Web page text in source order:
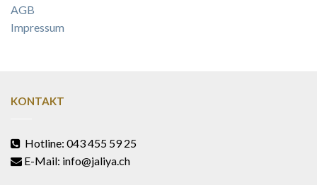
AGB
Impressum
KONTAKT
Hotline: 043 455 59 25
E-Mail: info@jaliya.ch